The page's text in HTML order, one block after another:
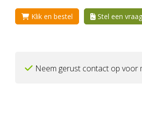
Klik en bestel Stel een
Neem gerust contact op voor